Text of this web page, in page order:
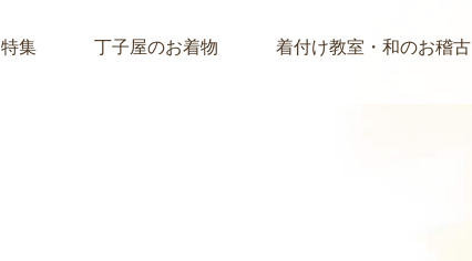
特集 丁子屋のお着物 着付け教室・和のお稽古